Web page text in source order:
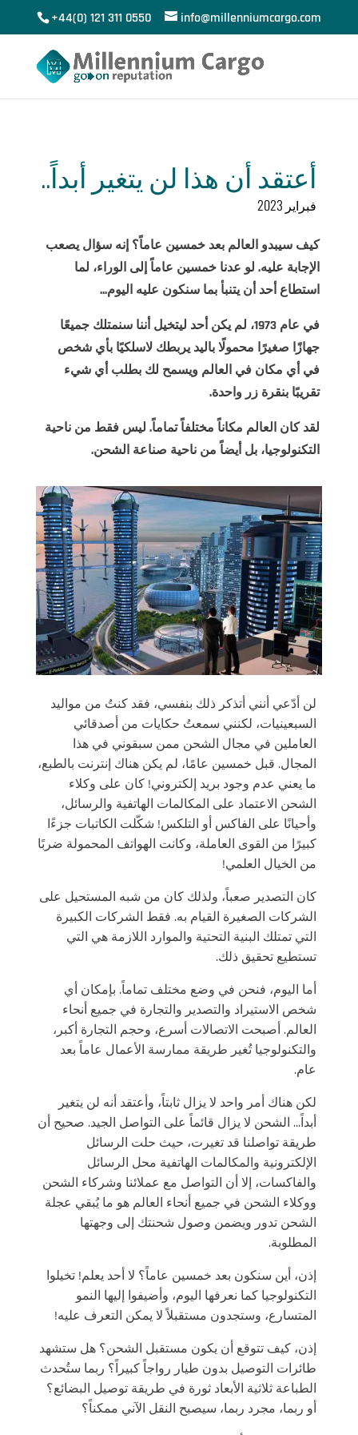
+44(0) 121 311 0550 info@millenniumcargo.com
أعتقد أن هذا لن يتغير أبداً..
فبراير 2023
كيف سيبدو العالم بعد خمسين عاماً؟ إنه سؤال يصعب
الإجابة عليه. لو عدنا خمسين عاماً إلى الوراء، لما
استطاع أحد أن يتنبأ بما سنكون عليه اليوم...
في عام 1973، لم يكن أحد ليتخيل أننا سنمتلك جميعًا
جهازًا صغيرًا محمولًا باليد يربطك لاسلكيًا بأي شخص
في أي مكان في العالم ويسمح لك بطلب أي شيء
تقريبًا بنقرة زر واحدة.
لقد كان العالم مكاناً مختلفاً تماماً. ليس فقط من ناحية
التكنولوجيا، بل أيضاً من ناحية صناعة الشحن.
لن أدّعي أنني أتذكر ذلك بنفسي، فقد كنتُ من مواليد
السبعينيات، لكنني سمعتُ حكايات من أصدقائي
العاملين في مجال الشحن ممن سبقوني في هذا
المجال. قبل خمسين عامًا، لم يكن هناك إنترنت بالطبع،
ما يعني عدم وجود بريد إلكتروني! كان على وكلاء
الشحن الاعتماد على المكالمات الهاتفية والرسائل،
وأحيانًا على الفاكس أو التلكس! شكّلت الكاتبات جزءًا
كبيرًا من القوى العاملة، وكانت الهواتف المحمولة ضربًا
من الخيال العلمي!
كان التصدير صعباً، ولذلك كان من شبه المستحيل على
الشركات الصغيرة القيام به. فقط الشركات الكبيرة
التي تمتلك البنية التحتية والموارد اللازمة هي التي
تستطيع تحقيق ذلك.
أما اليوم، فنحن في وضع مختلف تماماً. بإمكان أي
شخص الاستيراد والتصدير والتجارة في جميع أنحاء
العالم. أصبحت الاتصالات أسرع، وحجم التجارة أكبر،
والتكنولوجيا تُغير طريقة ممارسة الأعمال عاماً بعد
عام.
لكن هناك أمر واحد لا يزال ثابتاً، وأعتقد أنه لن يتغير
أبداً... الشحن لا يزال قائماً على التواصل الجيد. صحيح أن
طريقة تواصلنا قد تغيرت، حيث حلت الرسائل
الإلكترونية والمكالمات الهاتفية محل الرسائل
والفاكسات، إلا أن التواصل مع عملائنا وشركاء الشحن
ووكلاء الشحن في جميع أنحاء العالم هو ما يُبقي عجلة
الشحن تدور ويضمن وصول شحنتك إلى وجهتها
المطلوبة.
إذن، أين سنكون بعد خمسين عاماً؟ لا أحد يعلم! تخيلوا
التكنولوجيا كما نعرفها اليوم، وأضيفوا إليها النمو
المتسارع، وستجدون مستقبلاً لا يمكن التعرف عليه!
إذن، كيف تتوقع أن يكون مستقبل الشحن؟ هل ستشهد
طائرات التوصيل بدون طيار رواجاً كبيراً؟ ربما ستُحدث
الطباعة ثلاثية الأبعاد ثورة في طريقة توصيل البضائع؟
أو ربما، مجرد ربما، سيصبح النقل الآني ممكناً؟